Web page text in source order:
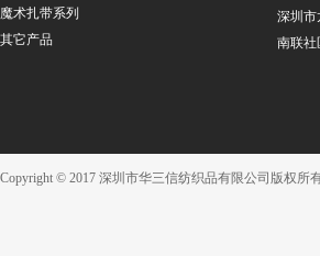
魔术扎带系列
其它产品
深圳市
南联社
Copyright © 2017 深圳市华三信纺织品有限公司版权所